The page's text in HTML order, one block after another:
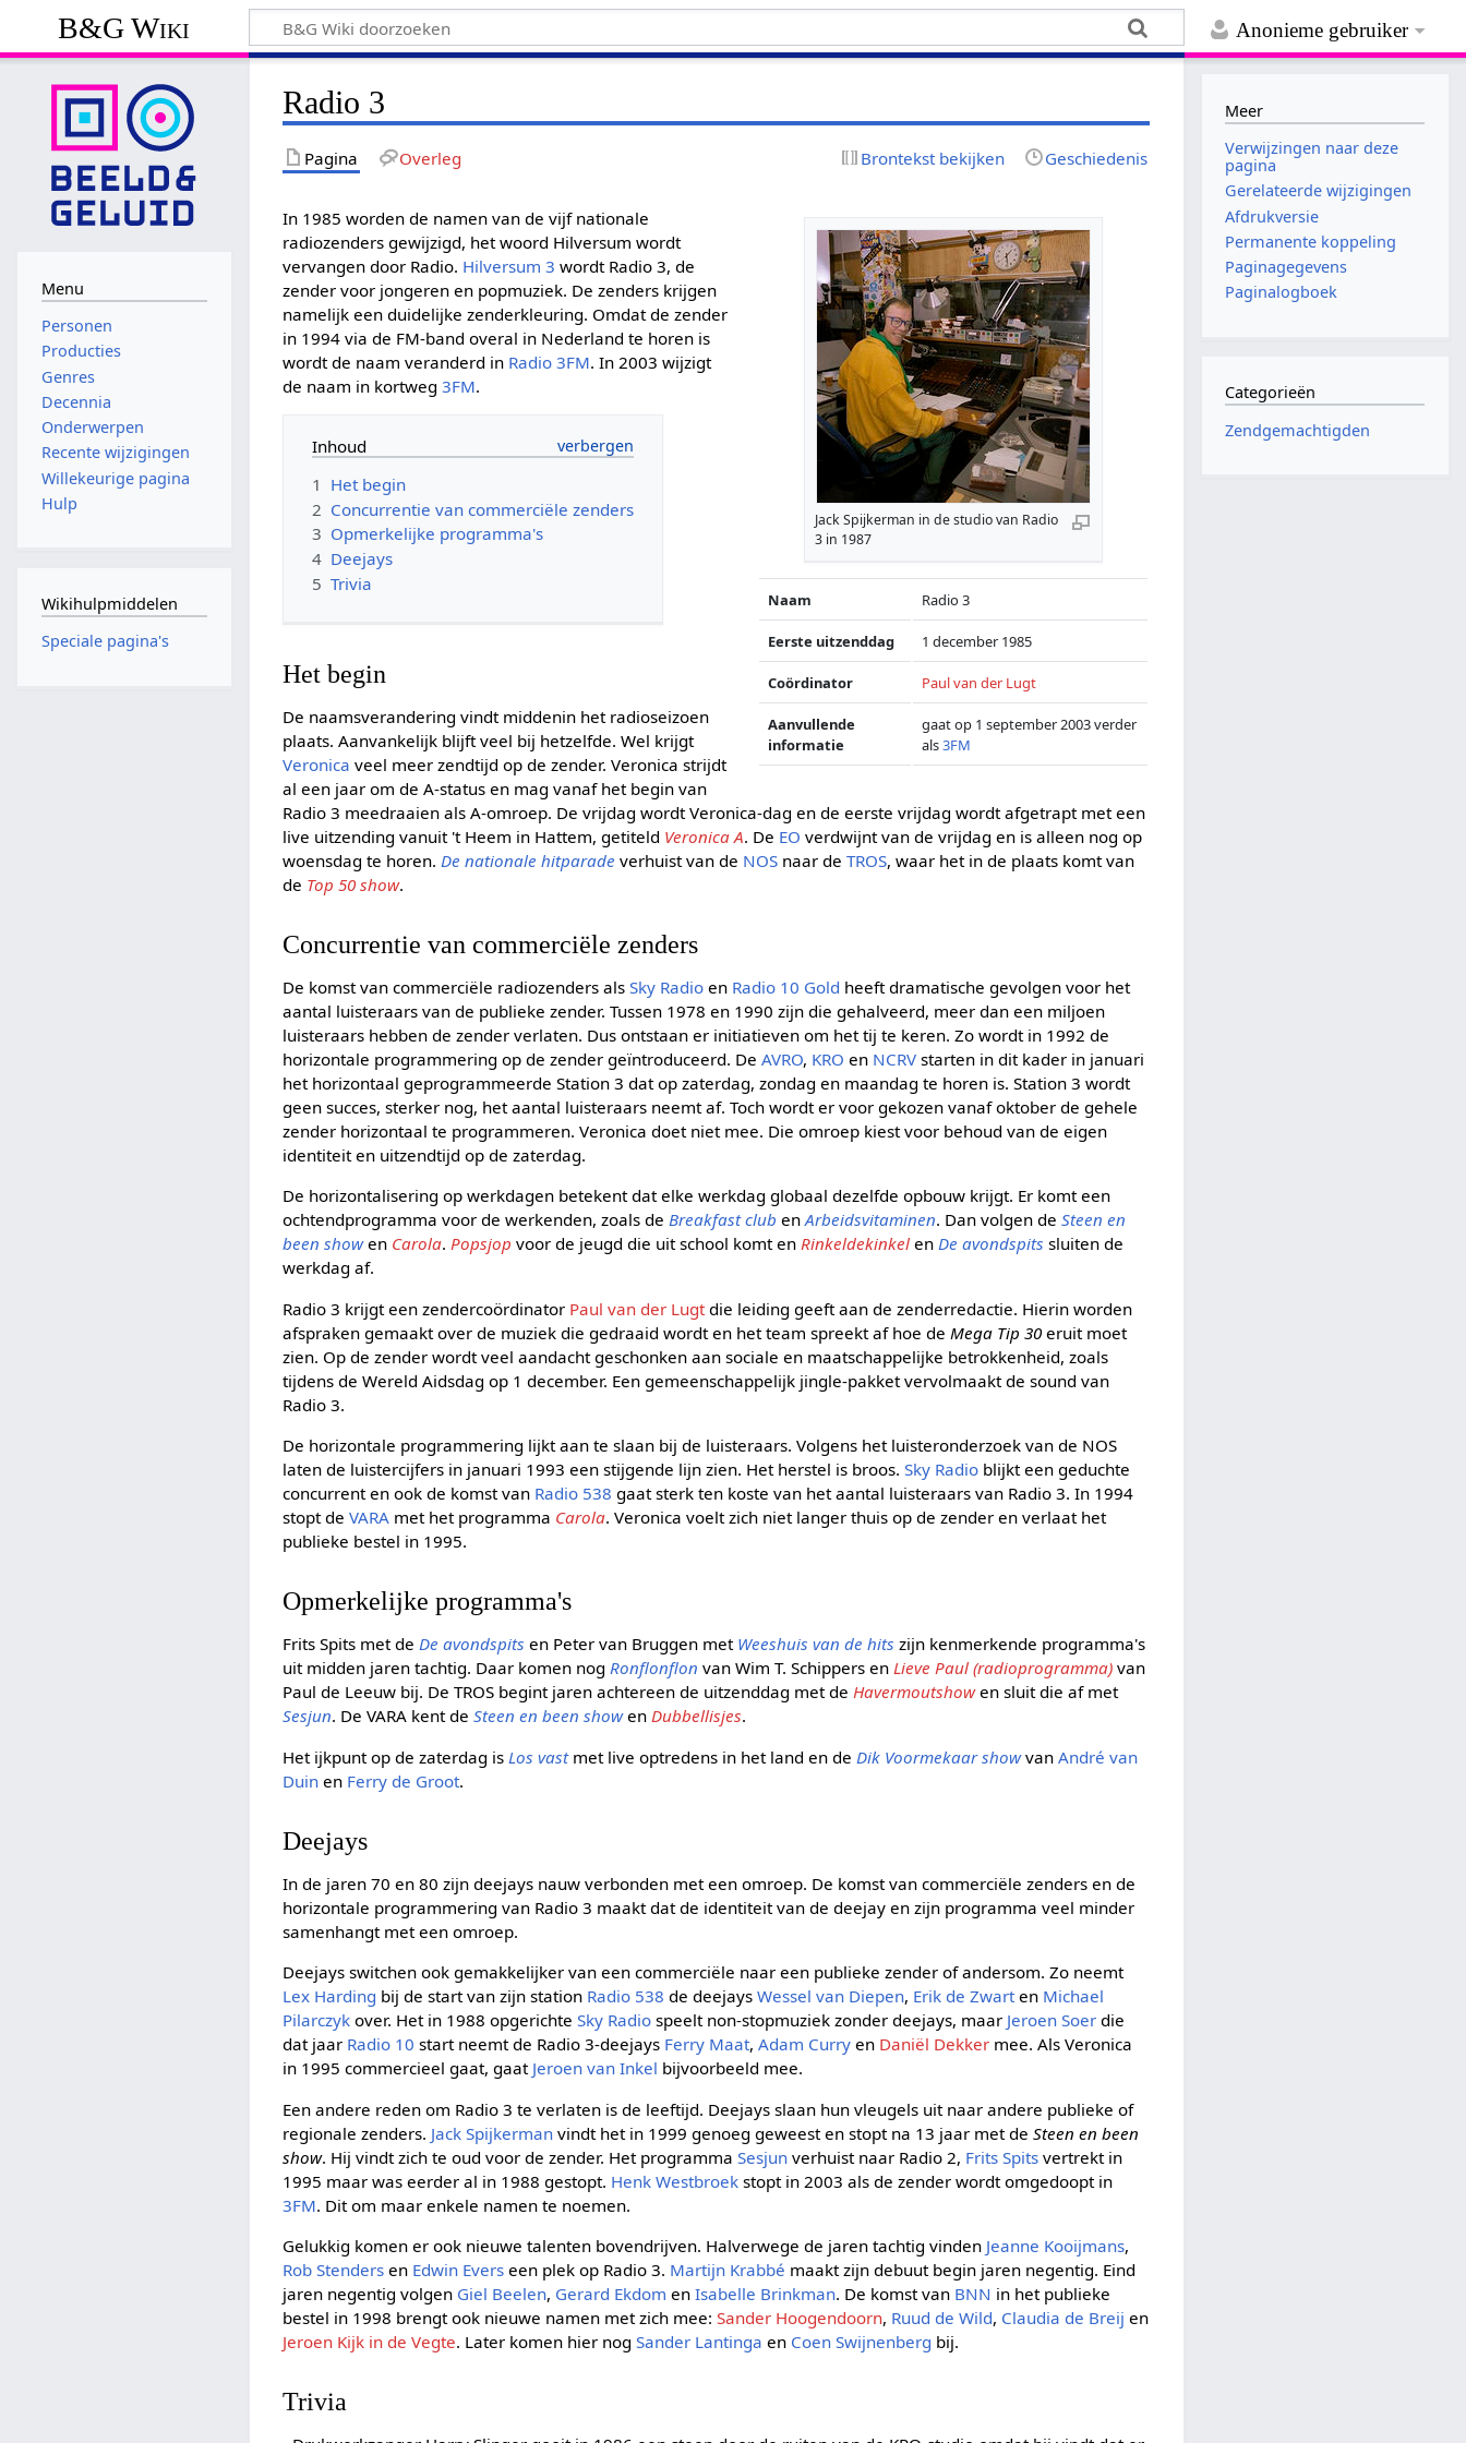
Anonieme gebruiker
B&G Wiki
Radio 3
Pagina Overleg Brontekst bekijken Geschiedenis
Jack Spijkerman in de studio van Radio
3 in 1987
Naam Radio 3
Eerste uitzenddag 1 december 1985
Coördinator Paul van der Lugt
Aanvullende
informatie
gaat op 1 september 2003 verder
als3FM
In 1985 worden de namen van de vijf nationale
radiozenders gewijzigd, het woord Hilversum wordt
vervangen door Radio. Hilversum 3 wordt Radio 3, de
zender voor jongeren en popmuziek. De zenders krijgen
namelijk een duidelijke zenderkleuring. Omdat de zender
in 1994 via de FM-band overal in Nederland te horen is
wordt de naam veranderd in Radio 3FM. In 2003 wijzigt
de naam in kortweg3FM.
Inhoud
1 Het begin
2 Concurrentie van commerciële zenders
3 Opmerkelijke programma's
4 Deejays
5 Trivia
Het begin
De naamsverandering vindt middenin het radioseizoen
plaats. Aanvankelijk blijft veel bij hetzelfde. Wel krijgt
Veronica veel meer zendtijd op de zender. Veronica strijdt
al een jaar om de A-status en mag vanaf het begin van
Radio 3 meedraaien als A-omroep. De vrijdag wordt Veronica-dag en de eerste vrijdag wordt afgetrapt met een
live uitzending vanuit 't Heem in Hattem, getiteld Veronica A. De EO verdwijnt van de vrijdag en is alleen nog op
woensdag te horen. De nationale hitparade verhuist van de NOS naar deTROS, waar het in de plaats komt van
de Top 50 show.
Concurrentie van commerciële zenders
De komst van commerciële radiozenders alsSky Radio en Radio 10 Gold heeft dramatische gevolgen voor het
aantal luisteraars van de publieke zender. Tussen 1978 en 1990 zijn die gehalveerd, meer dan een miljoen
luisteraars hebben de zender verlaten. Dus ontstaan er initiatieven om het tij te keren. Zo wordt in 1992 de
horizontale programmering op de zender geïntroduceerd. DeAVRO, KRO en NCRV starten in dit kader in januari
het horizontaal geprogrammeerde Station 3 dat op zaterdag, zondag en maandag te horen is. Station 3 wordt
geen succes, sterker nog, het aantal luisteraars neemt af. Toch wordt er voor gekozen vanaf oktober de gehele
zender horizontaal te programmeren. Veronica doet niet mee. Die omroep kiest voor behoud van de eigen
identiteit en uitzendtijd op de zaterdag.
De horizontalisering op werkdagen betekent dat elke werkdag globaal dezelfde opbouw krijgt. Er komt een
ochtendprogramma voor de werkenden, zoals deBreakfast club enArbeidsvitaminen. Dan volgen deSteen en
been showen Carola.Popsjop voor de jeugd die uit school komt enRinkeldekinkel enDe avondspits sluiten de
werkdag af.
Radio 3 krijgt een zendercoördinator Paul van der Lugt die leiding geeft aan de zenderredactie. Hierin worden
afspraken gemaakt over de muziek die gedraaid wordt en het team spreekt af hoe de Mega Tip 30 eruit moet
zien. Op de zender wordt veel aandacht geschonken aan sociale en maatschappelijke betrokkenheid, zoals
tijdens de Wereld Aidsdag op 1 december. Een gemeenschappelijk jingle-pakket vervolmaakt de sound van
Radio 3.
De horizontale programmering lijkt aan te slaan bij de luisteraars. Volgens het luisteronderzoek van de NOS
laten de luistercijfers in januari 1993 een stijgende lijn zien. Het herstel is broos.Sky Radio blijkt een geduchte
concurrent en ook de komst van Radio 538 gaat sterk ten koste van het aantal luisteraars van Radio 3. In 1994
stopt deVARA met het programma Carola. Veronica voelt zich niet langer thuis op de zender en verlaat het
publieke bestel in 1995.
Opmerkelijke programma's
Frits Spits met deDe avondspits en Peter van Bruggen met Weeshuis van de hits zijn kenmerkende programma's
uit midden jaren tachtig. Daar komen nogRonflonflon van Wim T. Schippers enLieve Paul (radioprogramma) van
Paul de Leeuw bij. De TROS begint jaren achtereen de uitzenddag met deHavermoutshowen sluit die af met
Sesjun. De VARA kent deSteen en been showenDubbellisjes.
Het ijkpunt op de zaterdag is Los vastmet live optredens in het land en de Dik Voormekaar showvanAndré van
Duin en Ferry de Groot.
Deejays
In de jaren 70 en 80 zijn deejays nauw verbonden met een omroep. De komst van commerciële zenders en de
horizontale programmering van Radio 3 maakt dat de identiteit van de deejay en zijn programma veel minder
samenhangt met een omroep.
Deejays switchen ook gemakkelijker van een commerciële naar een publieke zender of andersom. Zo neemt
Lex Harding bij de start van zijn station Radio 538 de deejaysWessel van Diepen, Erik de Zwarten Michael
Pilarczyk over. Het in 1988 opgerichteSky Radio speelt non-stopmuziek zonder deejays, maar Jeroen Soer die
dat jaar Radio 10 start neemt de Radio 3-deejays Ferry Maat,Adam Curry en Daniël Dekker mee. Als Veronica
in 1995 commercieel gaat, gaat Jeroen van Inkel bijvoorbeeld mee.
Een andere reden om Radio 3 te verlaten is de leeftijd. Deejays slaan hun vleugels uit naar andere publieke of
regionale zenders. Jack Spijkerman vindt het in 1999 genoeg geweest en stopt na 13 jaar met deSteen en been
show. Hij vindt zich te oud voor de zender. Het programmaSesjun verhuist naar Radio 2, Frits Spits vertrekt in
1995 maar was eerder al in 1988 gestopt. Henk Westbroek stopt in 2003 als de zender wordt omgedoopt in
3FM. Dit om maar enkele namen te noemen.
Gelukkig komen er ook nieuwe talenten bovendrijven. Halverwege de jaren tachtig vinden Jeanne Kooijmans,
Rob Stenders en Edwin Evers een plek op Radio 3. Martijn Krabbé maakt zijn debuut begin jaren negentig. Eind
jaren negentig volgen Giel Beelen, Gerard Ekdom enIsabelle Brinkman. De komst van BNN in het publieke
bestel in 1998 brengt ook nieuwe namen met zich mee:Sander Hoogendoorn, Ruud de Wild, Claudia de Breij en
Jeroen Kijk in de Vegte. Later komen hier nogSander Lantinga en Coen Swijnenberg bij.
Trivia
Menu
Personen
Producties
Genres
Decennia
Onderwerpen
Recente wijzigingen
Willekeurige pagina
Hulp
Wikihulpmiddelen
Speciale pagina's
Meer
Verwijzingen naar deze
pagina
Gerelateerde wijzigingen
Afdrukversie
Permanente koppeling
Paginagegevens
Paginalogboek
Categorieën
Zendgemachtigden